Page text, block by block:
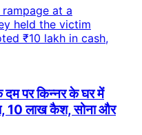
पर किन्नर के घर में
10 लाख कैश, सोना और